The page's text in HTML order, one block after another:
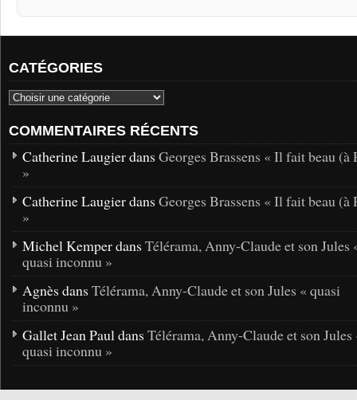
CATÉGORIES
COMMENTAIRES RÉCENTS
Catherine Laugier dans Georges Brassens « Il fait beau (à
»
Catherine Laugier dans Georges Brassens « Il fait beau (à
»
Michel Kemper dans Télérama, Anny-Claude et son Jules
quasi inconnu »
Agnès dans Télérama, Anny-Claude et son Jules « quasi
inconnu »
Gallet Jean Paul dans Télérama, Anny-Claude et son Jules
quasi inconnu »